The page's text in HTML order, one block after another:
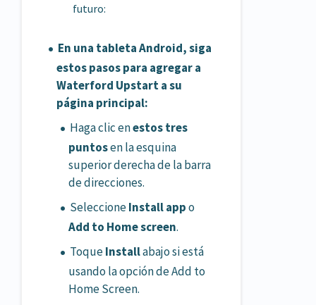
futuro:
En una tableta Android, siga
estos pasos para agregar a
Waterford Upstart a su
página principal:
Haga clic enestos tres
puntosen la esquina
superior derecha de la barra
de direcciones.
SeleccioneInstall appo
Add to Home screen.
ToqueInstallabajo si está
usando la opción de Add to
Home Screen.